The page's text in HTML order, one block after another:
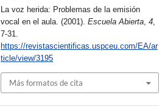
La voz herida: Problemas de la emisión
vocal en el aula. (2001).Escuela Abierta ,4
7-31.
https://revistascientificas.uspceu.com/EA/ar
ticle/view/3195
Más formatos de cita